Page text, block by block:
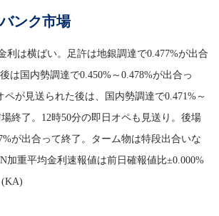
ンク市場
は横ばい。足許は地銀調達で0.477%が出合
は国内勢調達で0.450%～0.478%が出合っ
ペが見送られた後は、国内勢調達で0.471%～
終了。12時50分の即日オペも見送り。後場
が出合って終了。ターム物は特段出合いな
加重平均金利速報値は前日確報値比±0.000%
(KA)